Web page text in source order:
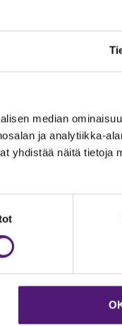
median
ja analytiikka-
yhdistää näitä tietoja